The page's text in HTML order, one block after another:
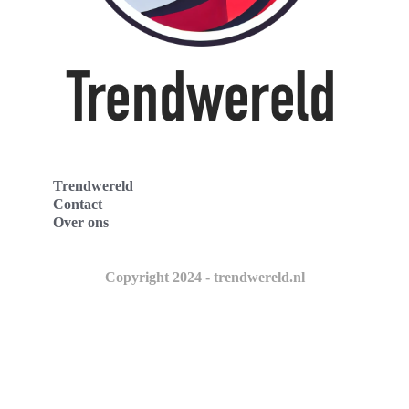
Trendwereld
Contact
Over ons
Copyright 2024 - trendwereld.nl